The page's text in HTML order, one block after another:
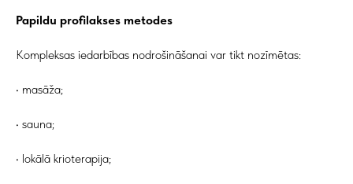
Papildu profilakses metodes
Kompleksas iedarbības nodrošināšanai var tikt nozīmētas:
• masāža;
• sauna;
• lokālā krioterapija;